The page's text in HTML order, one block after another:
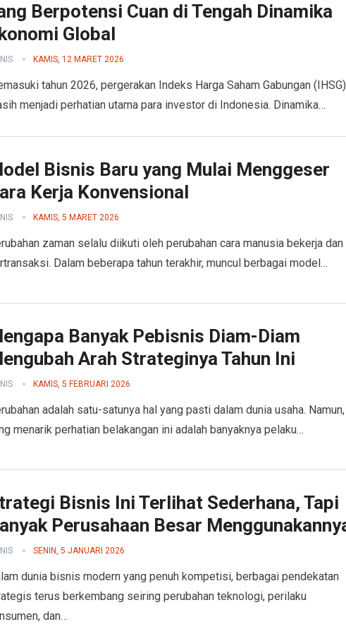
Berpotensi Cuan di Tengah Dinamika
Global
KAMIS, 12 MARET 2026
tahun 2026, pergerakan Indeks Harga Saham Gabungan (IHSG)
menjadi perhatian utama para investor di Indonesia. Dinamika…
Bisnis Baru yang Mulai Menggeser
Kerja Konvensional
KAMIS, 5 MARET 2026
zaman selalu diikuti oleh perubahan cara manusia bekerja dan
Dalam beberapa tahun terakhir, muncul berbagai model…
Banyak Pebisnis Diam-Diam
Arah Strateginya Tahun Ini
KAMIS, 5 FEBRUARI 2026
adalah satu-satunya hal yang pasti dalam dunia usaha. Namun,
menarik perhatian belakangan ini adalah banyaknya pelaku…
Bisnis Ini Terlihat Sederhana, Tapi
Perusahaan Besar
SENIN, 5 JANUARI 2026
dunia bisnis modern yang penuh kompetisi, berbagai pendekatan
terus berkembang seiring perubahan teknologi, perilaku
dan…